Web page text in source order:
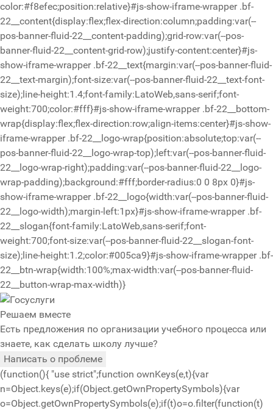
color:#f8efec;position:relative}#js-show-iframe-wrapper .bf-
22__content{display:flex;flex-direction:column;padding:var(--
pos-banner-fluid-22__content-padding);grid-row:var(--pos-
banner-fluid-22__content-grid-row);justify-content:center}#js-
show-iframe-wrapper .bf-22__text{margin:var(--pos-banner-fluid-
22__text-margin);font-size:var(--pos-banner-fluid-22__text-font-
size);line-height:1.4;font-family:LatoWeb,sans-serif;font-
weight:700;color:#fff}#js-show-iframe-wrapper .bf-22__bottom-
wrap{display:flex;flex-direction:row;align-items:center}#js-show-
iframe-wrapper .bf-22__logo-wrap{position:absolute;top:var(--
pos-banner-fluid-22__logo-wrap-top);left:var(--pos-banner-fluid-
22__logo-wrap-right);padding:var(--pos-banner-fluid-22__logo-
wrap-padding);background:#fff;border-radius:0 0 8px 0}#js-
show-iframe-wrapper .bf-22__logo{width:var(--pos-banner-fluid-
22__logo-width);margin-left:1px}#js-show-iframe-wrapper .bf-
22__slogan{font-family:LatoWeb,sans-serif;font-
weight:700;font-size:var(--pos-banner-fluid-22__slogan-font-
size);line-height:1.2;color:#005ca9}#js-show-iframe-wrapper .bf-
22__btn-wrap{width:100%;max-width:var(--pos-banner-fluid-
22__button-wrap-max-width)}
Решаем вместе
Есть предложения по организации учебного процесса или
знаете, как сделать школу лучше?
Написать о проблеме
(function(){ "use strict";function ownKeys(e,t){var
n=Object.keys(e);if(Object.getOwnPropertySymbols){var
o=Object.getOwnPropertySymbols(e);if(t)o=o.filter(function(t)